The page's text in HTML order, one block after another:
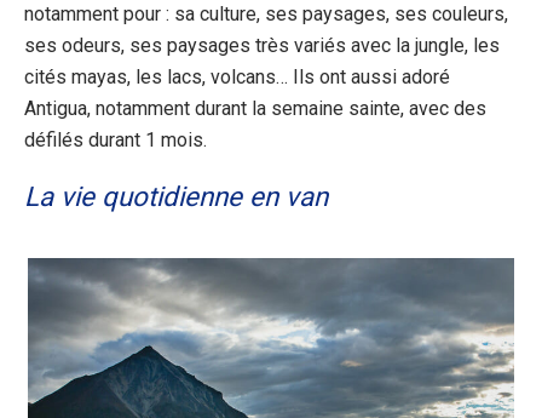
notamment pour : sa culture, ses paysages, ses couleurs,
ses odeurs, ses paysages très variés avec la jungle, les
cités mayas, les lacs, volcans… Ils ont aussi adoré
Antigua, notamment durant la semaine sainte, avec des
défilés durant 1 mois.
La vie quotidienne en van